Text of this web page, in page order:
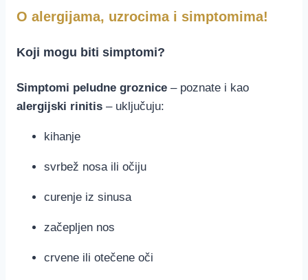
O alergijama, uzrocima i simptomima!
Koji mogu biti simptomi?
Simptomi peludne groznice – poznate i kao
alergijski rinitis – uključuju:
kihanje
svrbež nosa ili očiju
curenje iz sinusa
začepljen nos
crvene ili otečene oči